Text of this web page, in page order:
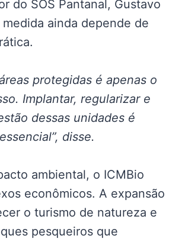
do SOS Pantanal, Gustavo
ainda depende de
protegidas é apenas o
Implantar, regularizar e
dessas unidades é
disse.
ambiental, o ICMBio
econômicos. A expansão
o turismo de natureza e
pesqueiros que